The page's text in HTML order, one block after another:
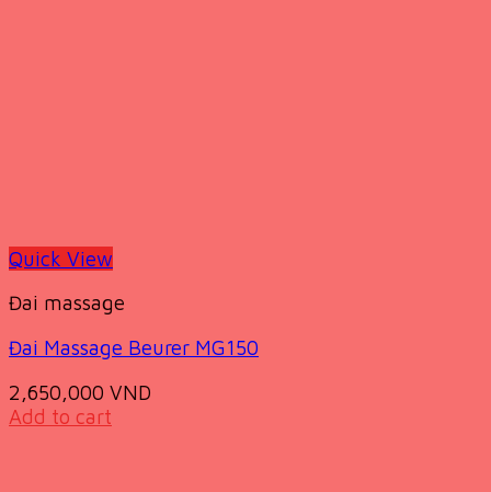
Quick View
Đai massage
Đai Massage Beurer MG150
2,650,000 VND
Add to cart